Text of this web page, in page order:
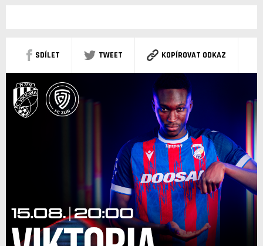
SDÍLET TWEET KOPÍROVAT ODKAZ